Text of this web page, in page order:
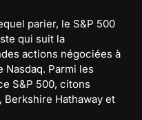
parier, le S&P 500
qui suit la
actions négociées à
Nasdaq. Parmi les
S&P 500, citons
Hathaway et